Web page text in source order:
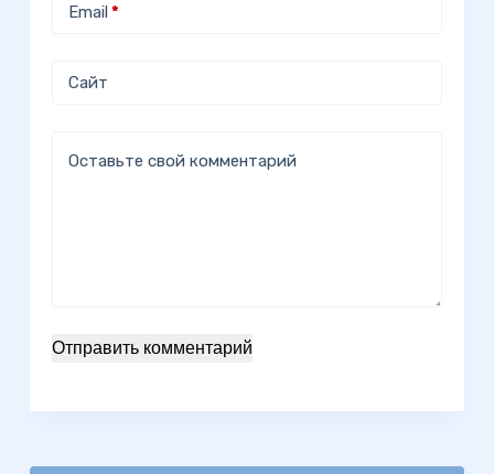
Email *
Сайт
Оставьте свой комментарий
Отправить комментарий